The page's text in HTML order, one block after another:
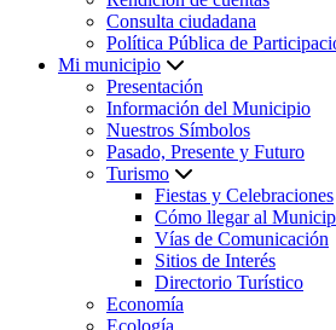
Consulta ciudadana
Política Pública de
Mi municipio
Presentación
Información del Municipio
Nuestros Símbolos
Pasado, Presente y Futuro
Turismo
Fiestas y Celebraciones
Cómo llegar al
Vías de Comunicación
Sitios de Interés
Directorio Turístico
Economía